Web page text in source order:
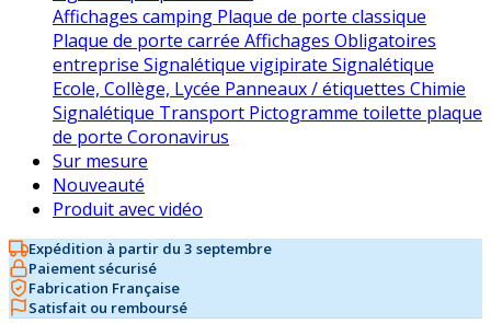
Affichages camping Plaque de porte classique
Plaque de porte carrée Affichages Obligatoires
entreprise Signalétique vigipirate Signalétique
Ecole, Collège, Lycée Panneaux / étiquettes Chimie
Signalétique Transport Pictogramme toilette plaque
de porte Coronavirus
Sur mesure
Nouveauté
Produit avec vidéo
Expédition à partir du 3 septembre
Paiement sécurisé
Fabrication Française
Satisfait ou remboursé